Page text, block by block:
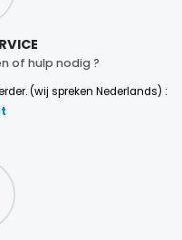
of hulp nodig ?
(wij spreken Nederlands) :